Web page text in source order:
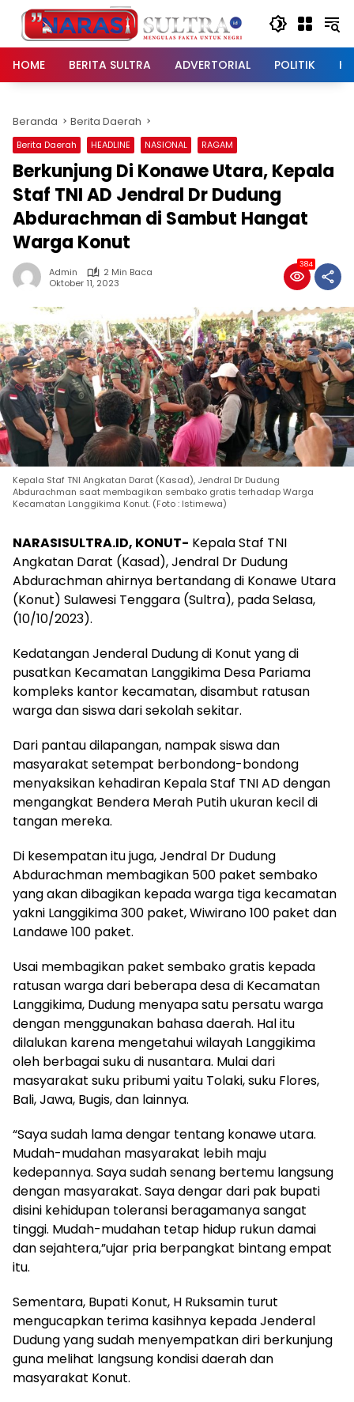
Langsung
konten
HOME
BERITA SULTRA ADVERTORIAL POLITIK
Beranda Berita Daerah
Berita Daerah HEADLINE NASIONAL RAGAM
Berkunjung Di Konawe Utara, Kepala
Staf TNI AD Jendral Dr Dudung
Abdurachman di Sambut Hangat
Warga Konut
Admin
2 Min Baca
Oktober 11, 2023
384
Kepala Staf TNI Angkatan Darat (Kasad), Jendral Dr Dudung
Abdurachman saat membagikan sembako gratis terhadap Warga
Kecamatan Langgikima Konut. (Foto : Istimewa)
NARASISULTRA.ID, KONUT- Kepala Staf TNI
Angkatan Darat (Kasad), Jendral Dr Dudung
Abdurachman ahirnya bertandang di Konawe Utara
(Konut) Sulawesi Tenggara (Sultra), pada Selasa,
(10/10/2023).
Kedatangan Jenderal Dudung di Konut yang di
pusatkan Kecamatan Langgikima Desa Pariama
kompleks kantor kecamatan, disambut ratusan
warga dan siswa dari sekolah sekitar.
Dari pantau dilapangan, nampak siswa dan
masyarakat setempat berbondong-bondong
menyaksikan kehadiran Kepala Staf TNI AD dengan
mengangkat Bendera Merah Putih ukuran kecil di
tangan mereka.
Di kesempatan itu juga, Jendral Dr Dudung
Abdurachman membagikan 500 paket sembako
yang akan dibagikan kepada warga tiga kecamatan
yakni Langgikima 300 paket, Wiwirano 100 paket dan
Landawe 100 paket.
Usai membagikan paket sembako gratis kepada
ratusan warga dari beberapa desa di Kecamatan
Langgikima, Dudung menyapa satu persatu warga
dengan menggunakan bahasa daerah. Hal itu
dilalukan karena mengetahui wilayah Langgikima
oleh berbagai suku di nusantara. Mulai dari
masyarakat suku pribumi yaitu Tolaki, suku Flores,
Bali, Jawa, Bugis, dan lainnya.
“Saya sudah lama dengar tentang konawe utara.
Mudah-mudahan masyarakat lebih maju
kedepannya. Saya sudah senang bertemu langsung
dengan masyarakat. Saya dengar dari pak bupati
disini kehidupan toleransi beragamanya sangat
tinggi. Mudah-mudahan tetap hidup rukun damai
dan sejahtera,”ujar pria berpangkat bintang empat
itu.
Sementara, Bupati Konut, H Ruksamin turut
mengucapkan terima kasihnya kepada Jenderal
Dudung yang sudah menyempatkan diri berkunjung
guna melihat langsung kondisi daerah dan
masyarakat Konut.